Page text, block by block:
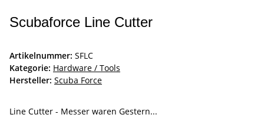
Scubaforce Line Cutter
Artikelnummer: SFLC
Kategorie: Hardware / Tools
Hersteller: Scuba Force
Line Cutter - Messer waren Gestern...